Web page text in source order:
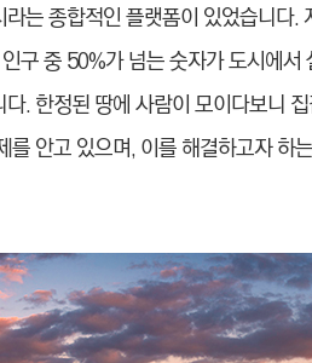
는 종합적인 플랫폼이 있었습니다.
구 중 50%가 넘는 숫자가 도시에서
다.한정된 땅에 사람이 모이다보니
를 안고 있으며, 이를 해결하고자 하